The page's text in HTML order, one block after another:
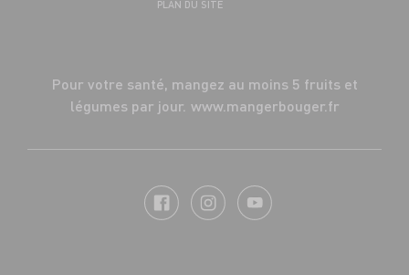
PLAN DU SITE
Pour votre santé, mangez au moins 5 fruits et
légumes par jour. www.mangerbouger.fr